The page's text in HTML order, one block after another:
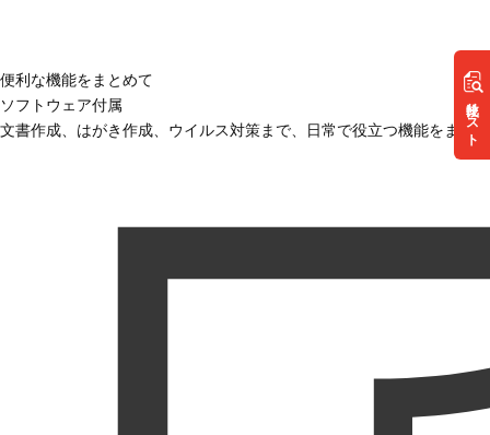
リスト
便利な機能をまとめて
ソフトウェア付属
文書作成、はがき作成、ウイルス対策まで、日常で役立つ機能をまと